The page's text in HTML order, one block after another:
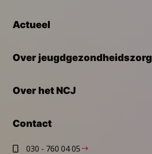
Actueel
Over jeugdgezondheidszorg
Over het NCJ
Contact
030 - 760 04 05